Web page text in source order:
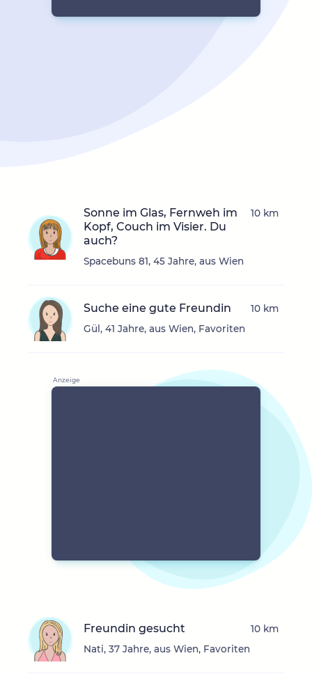
Sonne im Glas, Fernweh im
Kopf, Couch im Visier. Du
auch?
Spacebuns 81, 45 Jahre, aus Wien
10 km
Suche eine gute Freundin
Gül, 41 Jahre, aus Wien, Favoriten
10 km
Freundin gesucht
Nati, 37 Jahre, aus Wien, Favoriten
10 km